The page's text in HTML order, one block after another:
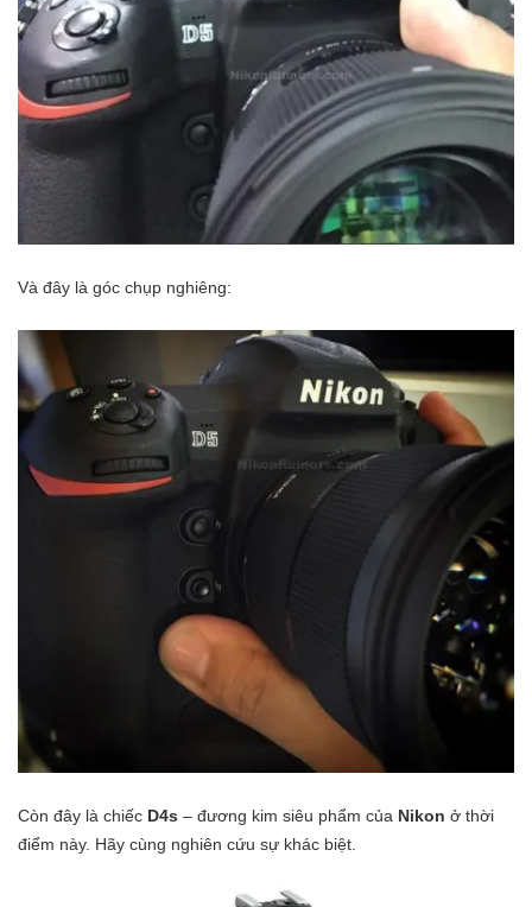
Và đây là góc chụp nghiêng:
Còn đây là chiếc D4s – đương kim siêu phẩm của Nikon ở thời
điểm này. Hãy cùng nghiên cứu sự khác biệt.